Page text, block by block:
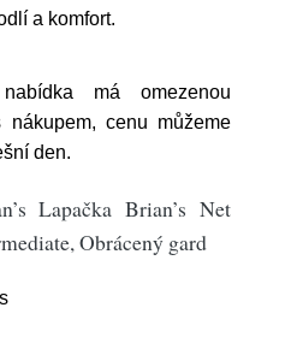
a komfort.
má omezenou
nákupem, cenu můžeme
den.
Lapačka Brian’s Net
Obrácený gard